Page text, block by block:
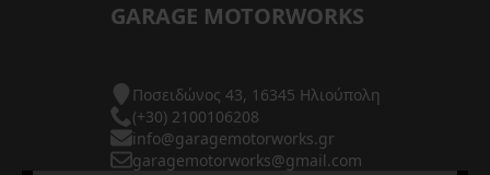
GARAGE MOTORWORKS
Ποσειδώνος 43, 16345 Ηλιούπολη
(+30) 2100106208
info@garagemotorworks.gr
garagemotorworks@gmail.com